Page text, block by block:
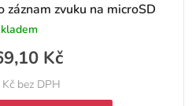
zvuku na microSD
bez DPH
Kč